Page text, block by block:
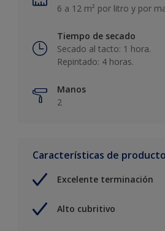
6 a 12 m² por litro y por
Tiempo de secado
Secado al tacto: 1 hora.
Repintado: 4 horas.
Manos
2
Características de producto
Excelente terminación
Alto cubritivo